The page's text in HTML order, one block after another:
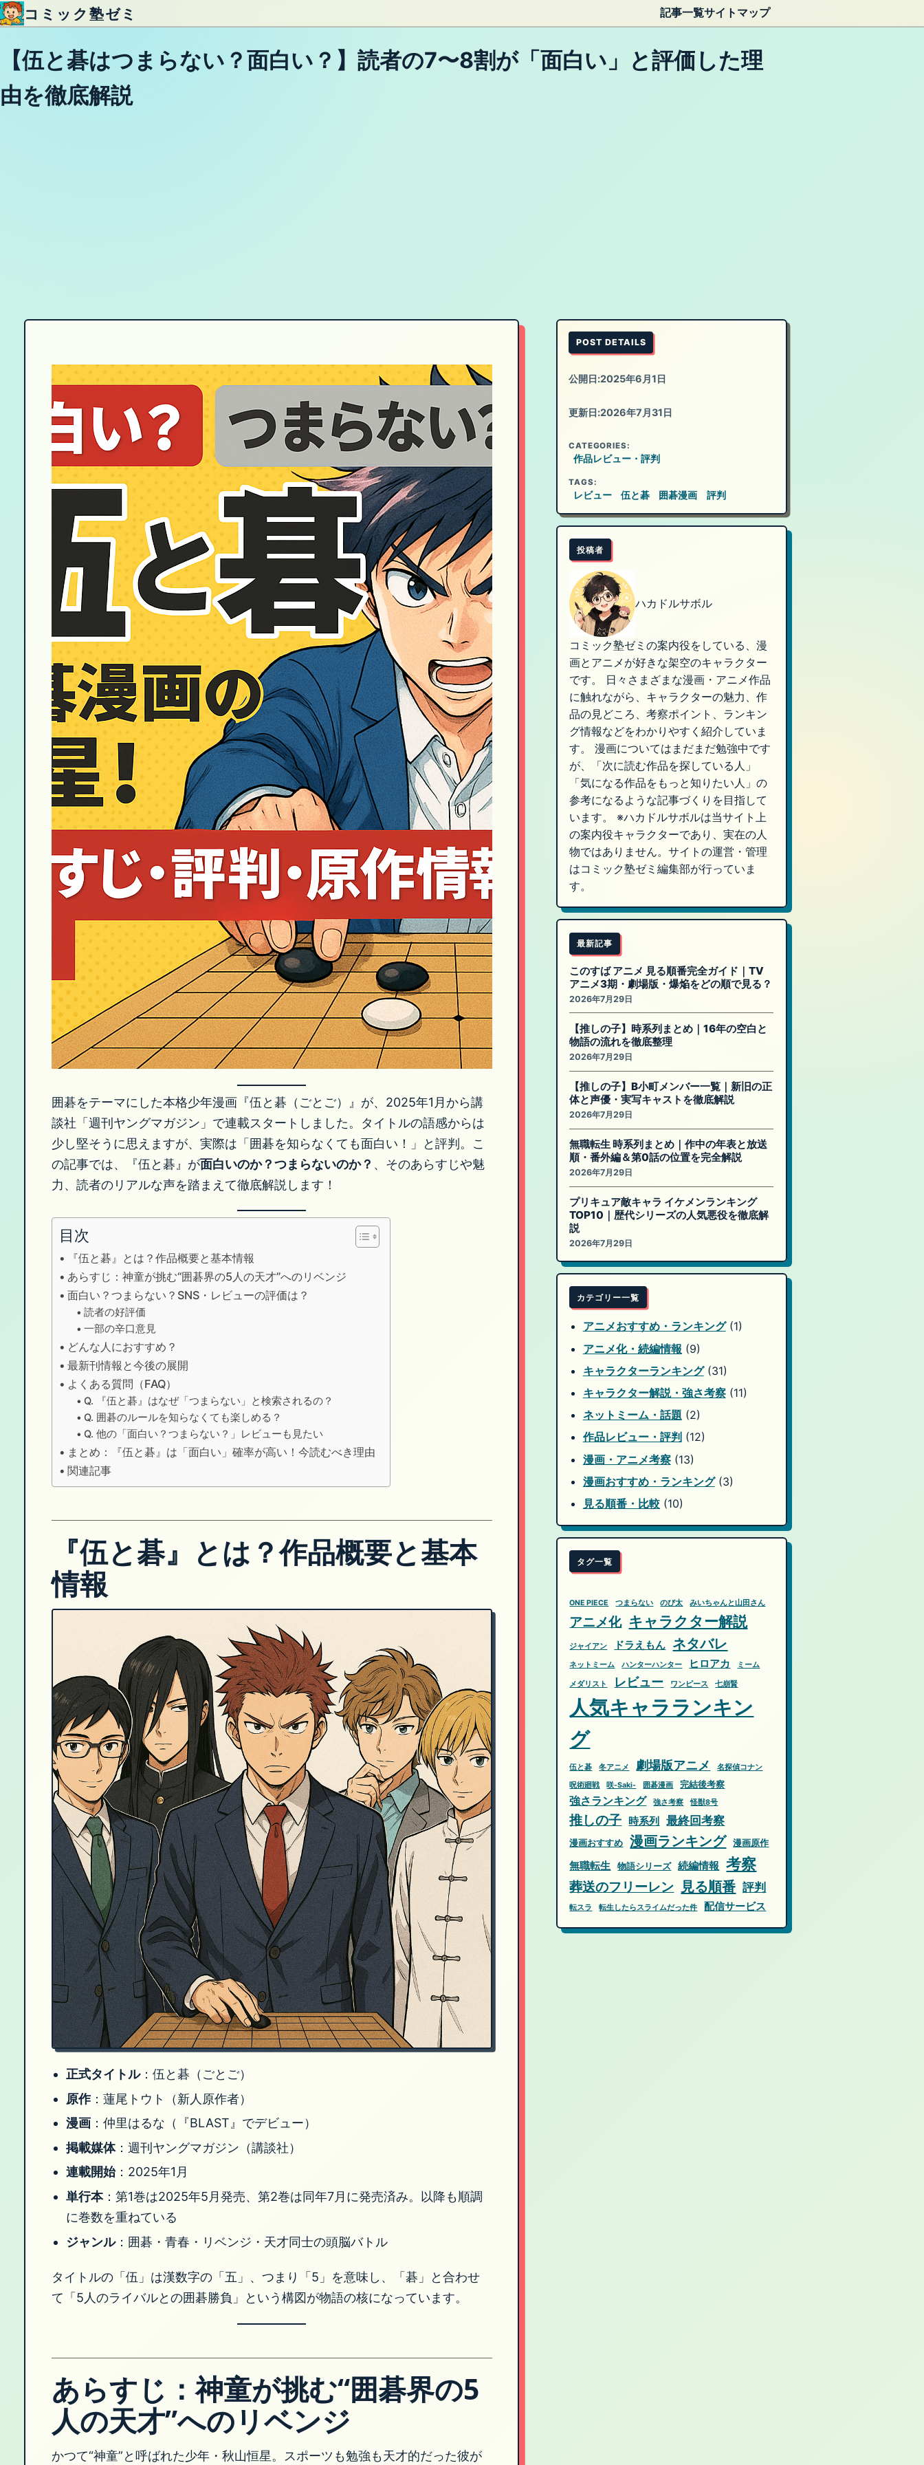
内容をスキップ
コミック塾ゼミ 記事一覧サイトマップ
【伍と碁はつまらない？面白い？】読者の7〜8割が「面白い」と評価した理
由を徹底解説
囲碁をテーマにした本格少年漫画『伍と碁（ごとご）』が、2025年1月から講
談社「週刊ヤングマガジン」で連載スタートしました。タイトルの語感からは
少し堅そうに思えますが、実際は「囲碁を知らなくても面白い！」と評判。こ
の記事では、『伍と碁』が面白いのか？つまらないのか？ 、そのあらすじや魅
力、読者のリアルな声を踏まえて徹底解説します！
目次
『伍と碁』とは？作品概要と基本情報
あらすじ：神童が挑む“囲碁界の5人の天才”へのリベンジ
面白い？つまらない？SNS・レビューの評価は？
読者の好評価
一部の辛口意見
どんな人におすすめ？
最新刊情報と今後の展開
よくある質問（FAQ）
Q. 『伍と碁』はなぜ「つまらない」と検索されるの？
Q. 囲碁のルールを知らなくても楽しめる？
Q. 他の「面白い？つまらない？」レビューも見たい
まとめ：『伍と碁』は「面白い」確率が高い！今読むべき理由
関連記事
『伍と碁』とは？作品概要と基本
情報
正式タイトル：伍と碁（ごとご）
原作：蓮尾トウト（新人原作者）
漫画 ：仲里はるな（『BLAST』でデビュー）
掲載媒体：週刊ヤングマガジン（講談社）
連載開始：2025年1月
単行本：第1巻は2025年5月発売、第2巻は同年7月に発売済み。以降も順調
に巻数を重ねている
ジャンル：囲碁・青春・リベンジ・天才同士の頭脳バトル
タイトルの「伍」は漢数字の「五」、つまり「5」を意味し、「碁」と合わせ
て「5人のライバルとの囲碁勝負」という構図が物語の核になっています。
あらすじ：神童が挑む“囲碁界の5
人の天才”へのリベンジ
かつて“神童”と呼ばれた少年・秋山恒星。スポーツも勉強も天才的だった彼が
POST DETAILS
公開日:2025年6月1日
更新日:2026年7月31日
CATEGORIES:
作品レビュー・評判
TAGS:
レビュー 伍と碁 囲碁漫画 評判
投稿者
ハカドルサボル
コミック塾ゼミの案内役をしている、漫
画とアニメが好きな架空のキャラクター
です。 日々さまざまな漫画・アニメ作品
に触れながら、キャラクターの魅力、作
品の見どころ、考察ポイント、ランキン
グ情報などをわかりやすく紹介していま
す。 漫画についてはまだまだ勉強中です
が、「次に読む作品を探している人」
「気になる作品をもっと知りたい人」の
参考になるような記事づくりを目指して
います。 ※ハカドルサボルは当サイト上
の案内役キャラクターであり、実在の人
物ではありません。サイトの運営・管理
はコミック塾ゼミ編集部が行っていま
す。
最新記事
このすば アニメ 見る順番完全ガイド｜TV
アニメ3期・劇場版・爆焔をどの順で見る？
2026年7月29日
【推しの子】時系列まとめ｜16年の空白と
物語の流れを徹底整理
2026年7月29日
【推しの子】B小町メンバー一覧｜新旧の正
体と声優・実写キャストを徹底解説
2026年7月29日
無職転生 時系列まとめ｜作中の年表と放送
順・番外編＆第0話の位置を完全解説
2026年7月29日
プリキュア敵キャラ イケメンランキング
TOP10｜歴代シリーズの人気悪役を徹底解
説
2026年7月29日
カテゴリー一覧
アニメおすすめ・ランキング(1)
アニメ化・続編情報 (9)
キャラクターランキング(31)
キャラクター解説・強さ考察(11)
ネットミーム・話題 (2)
作品レビュー・評判 (12)
漫画・アニメ考察(13)
漫画おすすめ・ランキング(3)
見る順番・比較(10)
タグ一覧
ONE PIECE つまらない のび太 みいちゃんと山田さん
アニメ化 キャラクター解説
ジャイアン ドラえもん ネタバレ
ネットミーム ハンターハンター ヒロアカ ミーム
メダリスト レビュー ワンピース 七崩賢
人気キャラランキン
グ
伍と碁 冬アニメ 劇場版アニメ
名探偵コナン
呪術廻戦
咲-Saki- 囲碁漫画 完結後考察
強さランキング 強さ考察 怪獣8号
推しの子 時系列 最終回考察
漫画おすすめ 漫画ランキング 漫画原作
無職転生 物語シリーズ 続編情報 考察
葬送のフリーレン 見る順番 評判
転スラ 転生したらスライムだった件 配信サービス